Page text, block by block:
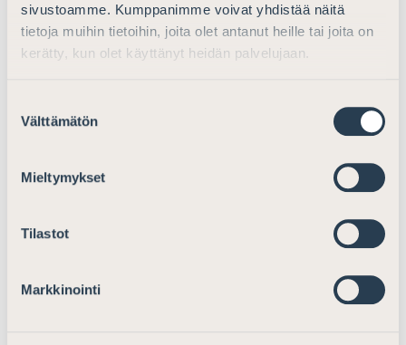
sivustoamme. Kumppanimme voivat yhdistää näitä
tietoja muihin tietoihin, joita olet antanut heille tai joita on
kerätty, kun olet käyttänyt heidän palvelujaan.
valinta
Välttämätön
Mieltymykset
Tilastot
Markkinointi
2.4 Lähipiiriliiketoimet
Työryhmämuistion suurin muutosehdotus liittyy
esteellisyyssäännökset korvataan kokonaisuudessaan
tarkoittaisi myös sitä, että sääntely ulotettaisiin
koskemaan kaikkia yhtiöitä, vaikka direktiivi edellyttää
että laissa on mahdollisimman vähän erilaisia sääntöjä
pörssiyhtiöille ja muille yhtiölle. Kuitenkin on arvioitava,